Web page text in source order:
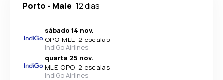
Porto - Male 12 dias
sábado 14 nov.
OPO-MLE· 2 escalas
IndiGo Airlines
quarta 25 nov.
MLE-OPO· 2 escalas
IndiGo Airlines